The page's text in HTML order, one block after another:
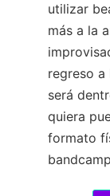
utilizar
más a la
regreso a
será
quiera
formato